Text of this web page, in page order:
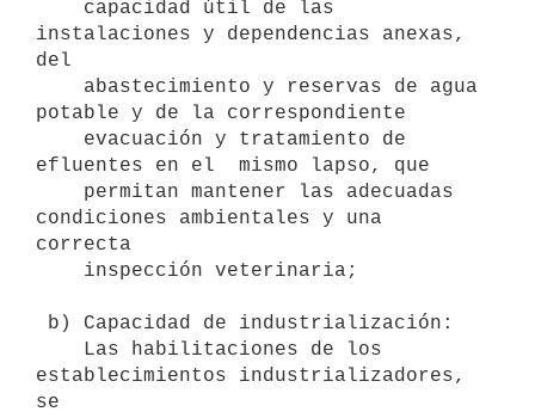
instalaciones y dependencias anexas,
del
potable y de la correspondiente
efluentes en el  mismo lapso, que
condiciones ambientales y una
correcta
establecimientos industrializadores,
se